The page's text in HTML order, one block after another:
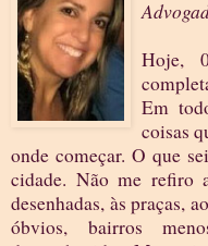
Hoje,
Em
coisas
onde começar. O que
cidade. Não me refiro
desenhadas, às praças,
óbvios, bairros